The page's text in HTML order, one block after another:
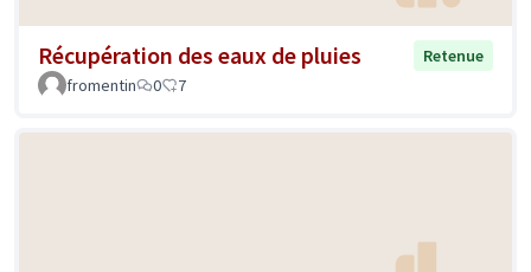
Récupération des eaux de pluies
Retenue
fromentin
0 7